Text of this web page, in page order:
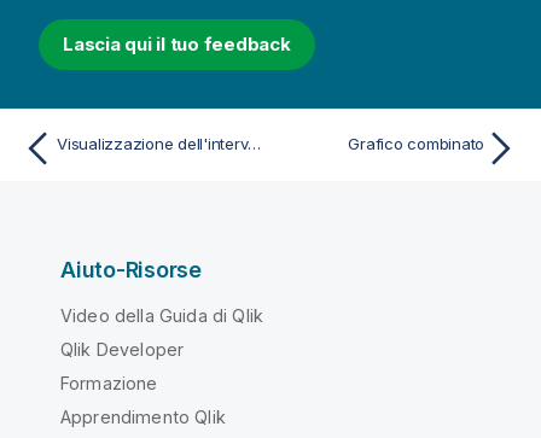
Lascia qui il tuo feedback
Visualizzazione dell'intervallo e della distribuzione di dati numerici con un box plot Grafico combinato
Aiuto-Risorse
Video della Guida di Qlik
Qlik Developer
Formazione
Apprendimento Qlik